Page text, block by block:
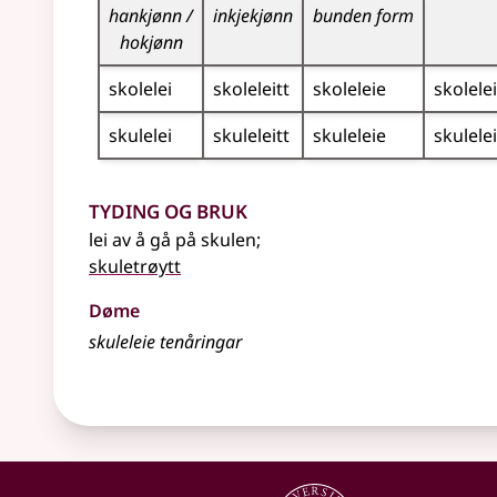
hankjønn /
hokjønn
inkjekjønn bunden form
skolelei skoleleitt skoleleie
skulelei
skuleleitt skuleleie
Tyding og bruk
lei av å gå på skulen;
skuletrøytt
Døme
skuleleie tenåringar